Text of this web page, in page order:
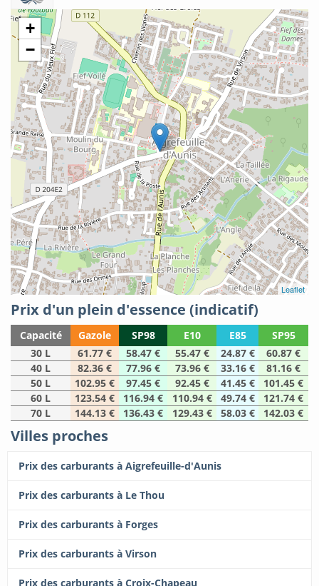
+
−
Leaflet
Prix d'un plein d'essence (indicatif)
Capacité Gazole SP98 E10 E85
SP95
30 L
61.77 € 58.47 € 55.47 € 24.87 €
60.87 €
40 L
82.36 € 77.96 € 73.96 € 33.16 €
81.16 €
50 L
102.95 € 97.45 € 92.45 € 41.45 €
101.45 €
60 L
123.54 € 116.94 € 110.94 € 49.74 €
121.74 €
70 L
144.13 € 136.43 € 129.43 € 58.03 € 142.03 €
Villes proches
Prix des carburants à Aigrefeuille-d'Aunis
Prix des carburants à Le Thou
Prix des carburants à Forges
Prix des carburants à Virson
Prix des carburants à Croix-Chapeau